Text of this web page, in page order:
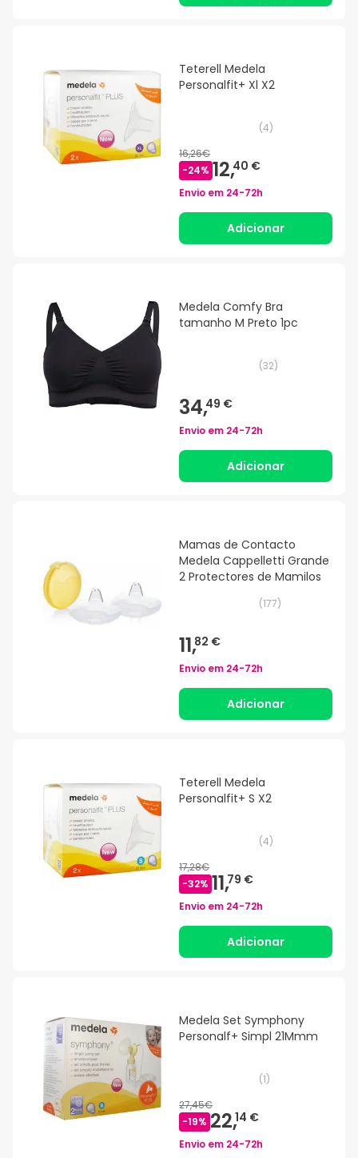
Teterell Medela
Personalfit+ Xl X2
(4)
16,26€
-24% 12,40 €
Envio em 24-72h
Adicionar
Medela Comfy Bra
tamanho M Preto 1pc
(32)
34,49 €
Envio em 24-72h
Adicionar
Mamas de Contacto
Medela Cappelletti Grande
2 Protectores de Mamilos
(177)
11,82 €
Envio em 24-72h
Adicionar
Teterell Medela
Personalfit+ S X2
(4)
17,28€
-32% 11,79 €
Envio em 24-72h
Adicionar
Medela Set Symphony
Personalf+ Simpl 21Mmm
(1)
27,45€
-19% 22,14 €
Envio em 24-72h